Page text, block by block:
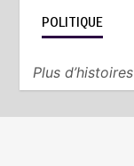
POLITIQUE
Plus d’histoires